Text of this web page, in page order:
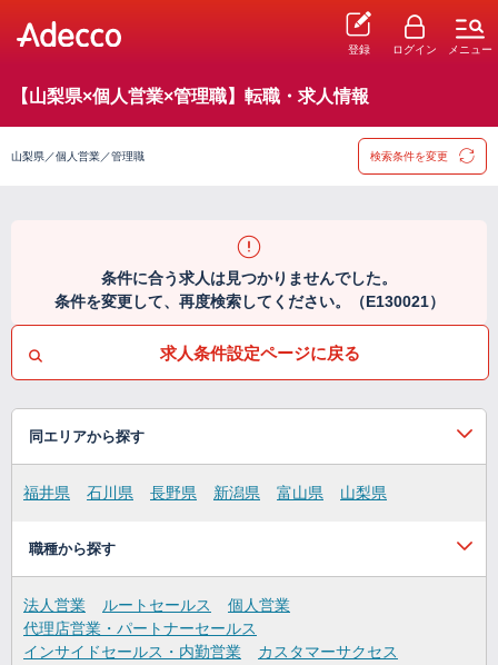
登録 ログイン メニュー
【山梨県×個人営業×管理職】転職・求人情報
山梨県／個人営業／管理職 検索条件を変更
条件に合う求人は見つかりませんでした。
条件を変更して、再度検索してください。（E130021）
求人条件設定ページに戻る
同エリアから探す
福井県 石川県 長野県 新潟県 富山県 山梨県
職種から探す
法人営業 ルートセールス
個人営業
代理店営業・パートナーセールス
インサイドセールス・内勤営業
カスタマーサクセス